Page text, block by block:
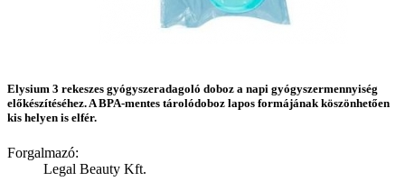
Elysium 3 rekeszes gyógyszeradagoló doboz a napi gyógyszermennyiség
előkészítéséhez. A BPA-mentes tárolódoboz lapos formájának köszönhetően
kis helyen is elfér.
Forgalmazó:
Legal Beauty Kft.